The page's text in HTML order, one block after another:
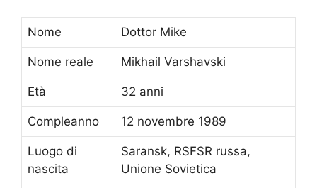
Nome Dottor Mike
Nome reale Mikhail Varshavski
Età 32 anni
Compleanno 12 novembre 1989
Luogo di
nascita
Saransk, RSFSR russa,
Unione Sovietica